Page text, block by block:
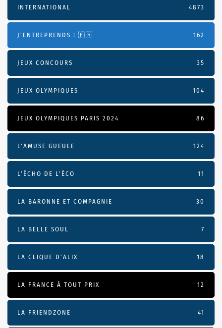
INTERNATIONAL 4873
J'ENTREPRENDS ! 🇫🇷 162
JEUX CONCOURS 35
JEUX OLYMPIQUES 104
JEUX OLYMPIQUES PARIS 2024 86
L'AMUSE GUEULE 124
L’ÉCHO DE L’ÉCO 11
LA BARONNE ET COMPAGNIE 30
LA BELLE SOUL 7
LA CLIQUE D'ALIX 18
LA FRANCE À TOUT PRIX 12
LA FRIENDZONE 41